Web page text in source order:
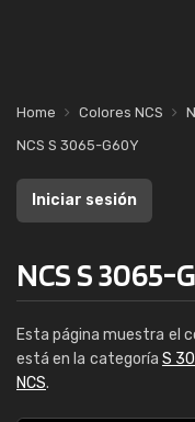
Home Colores NCS
NCS S 3065-G60Y
Iniciar sesión
NCS S 3065-
Esta página muestra el
está en la categoría S
NCS.